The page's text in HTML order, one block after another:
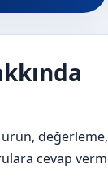
ürün, değerleme,
cevap